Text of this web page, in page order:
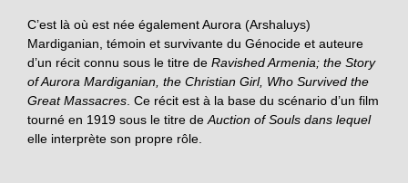
C’est là où est née également Aurora (Arshaluys)
Mardiganian, témoin et survivante du Génocide et auteure
d’un récit connu sous le titre de Ravished Armenia; the Story
of Aurora Mardiganian, the Christian Girl, Who Survived the
Great Massacres . Ce récit est à la base du scénario d’un film
tourné en 1919 sous le titre de Auction of Souls dans lequel
elle interprète son propre rôle.